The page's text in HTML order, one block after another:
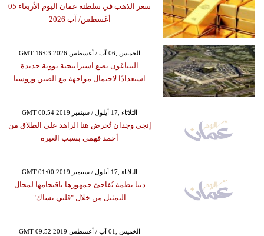
سعر الذهب في سلطنة عمان اليوم الأربعاء 05
أغسطس/ آب 2026
GMT 16:03 2026 الخميس ,06 آب / أغسطس
البنتاغون يضع استراتيجية نووية جديدة
استعدادًا لاحتمال مواجهة مع الصين وروسيا
GMT 00:54 2019 الثلاثاء ,17 أيلول / سبتمبر
إنجي وجدان تُحرض هنا الزاهد على الطلاق من
أحمد فهمي بسبب الغيرة
GMT 01:00 2019 الثلاثاء ,17 أيلول / سبتمبر
دينا بطمة تُفاجئ جمهورها باقتحامها لمجال
التمثيل من خلال "قلبي نساك"
GMT 09:52 2019 الخميس ,01 آب / أغسطس